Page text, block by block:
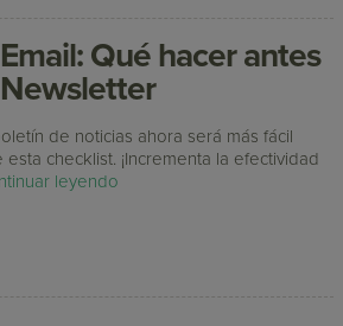
Qué hacer antes
de noticias ahora será más fácil
checklist. ¡Incrementa la efectividad
leyendo